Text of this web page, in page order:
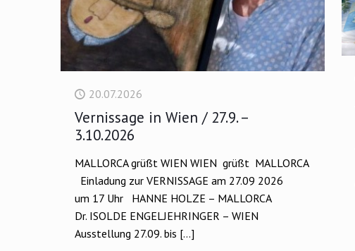
20.07.2026
Vernissage in Wien / 27.9. –
3.10.2026
MALLORCA grüßt WIEN WIEN grüßt MALLORCA
Einladung zur VERNISSAGE am 27.09 2026
um 17 Uhr HANNE HOLZE – MALLORCA
Dr. ISOLDE ENGELJEHRINGER – WIEN
Ausstellung 27.09. bis […]